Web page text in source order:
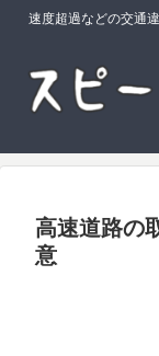
速度超過などの交通
高速道路の
意